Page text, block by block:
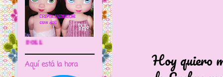
Hoy quiero
🌼CRIPTA ANIMATOR CAVE DOLL
Aquí está la hora